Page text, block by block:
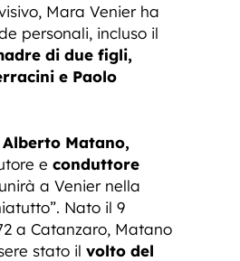
Mara Venier ha
personali, incluso il
di due figli,
e Paolo
Alberto Matano,
e conduttore
a Venier nella
Nato il 9
a Catanzaro, Matano
stato il volto del